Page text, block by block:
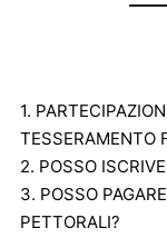
1.
TESSERAMENTO
2. POSSO
3. POSSO
PETTORALI?